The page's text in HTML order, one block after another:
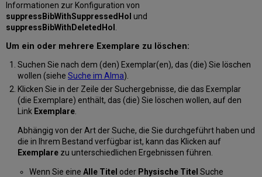
Informationen zur Konfiguration von
suppressBibWithSuppressedHol und
suppressBibWithDeletedHol .
Um ein oder mehrere Exemplare zu löschen:
Suchen Sie nach dem (den) Exemplar(en), das (die) Sie löschen
wollen (siehe Suche im Alma).
Klicken Sie in der Zeile der Suchergebnisse, die das Exemplar
(die Exemplare) enthält, das (die) Sie löschen wollen, auf den
Link Exemplare.
Abhängig von der Art der Suche, die Sie durchgeführt haben und
die in Ihrem Bestand verfügbar ist, kann das Klicken auf
Exemplarezu unterschiedlichen Ergebnissen führen.
Wenn Sie eine Alle Titel oder Physische Titel Suche